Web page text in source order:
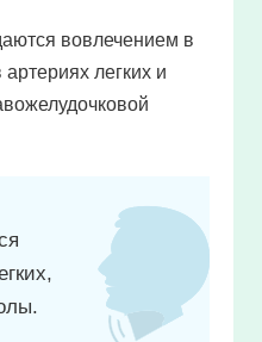
вовлечением в
легких и